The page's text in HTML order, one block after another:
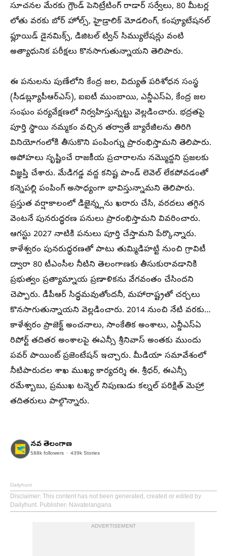
సూచనల మేరకు గ్రౌండ్ పెనిట్రేటింగ్ రాడార్ సర్వేలు, 80 మీటర్ల
లోతు వరకు బోర్ హోల్స్, హైడ్రాలిక్ మోడలింగ్, కంప్యూటేషనల్
ఫ్లూయిడ్ డైనమిక్స్, డిజిటల్ ట్విన్ సిమ్యులేషన్లు వంటి
అత్యాధునిక పరీక్షలు కొనసాగుతున్నాయని తెలిపారు.
ఈ పనులను పుణేలోని కేంద్ర జల, విద్యుత్ పరిశోధన సంస్థ
(సీడబ్ల్యూపీఆర్ఎస్), ఐఐటీ ముంబాయి, ఎన్డీఎస్ఏ, కేంద్ర జల
సంఘం పర్యవేక్షణలో నిర్వహిస్తున్నట్టు వెల్లడించారు. భద్రతపై
పూర్తి స్థాయి నమ్మకం వచ్చిన తర్వాతే బ్యారేజీలను తిరిగి
వినియోగంలోకి తీసుకొని పంపింగ్ను ప్రారంభిస్తామని తెలిపారు.
అపోహలు సృష్టించే రాజకీయ ప్రచారాలను నమ్మొద్దని ప్రజలకు
విజ్ఞప్తి చేశారు. మేడిగడ్డ వద్ద కనిష్ట పాండ్ లెవెల్ లేకపోవడంతో
కన్నెపల్లి పంపింగ్ అసాధ్యంగా భావిస్తున్నామని తెలిపారు.
ప్రస్తుత వర్షాకాలంలో డిజైన్న్లను ఖరారు చేసి, వరదలు తగ్గిన
వెంటనే పునరుద్ధరణ పనులు ప్రారంభిస్తామని వివరించారు.
ఆగస్టు 2027 నాటికి పనులు పూర్తి చేస్తామని పేర్కొన్నారు.
కాళేశ్వరం పునరుద్ధరణతో పాటు తుమ్మిడిహట్టి నుంచి గ్రావిటీ
ద్వారా 80 టీఎంసీల నీటిని తెలంగాణకు తీసుకురావడానికి
ప్రభుత్వం ప్రత్యామ్నాయ ప్రణాళికను వేగవంతం చేసిందని
చెప్పారు. డీపీఆర్ సిద్ధమవుతోందనీ, మహారాష్ట్రతో చర్చలు
కొనసాగుతున్నాయని వెల్లడించారు. 2014 నుంచి నేటి వరకు…
కాళేశ్వరం ప్రాజెక్ట్ అంచనాలు, సాంకేతిక అంశాలు, ఎన్డీఎస్ఏ
రిపోర్ట్ తదితర అంశాలపై ఈఎన్సీ శ్రీనివాస్ అంతకు ముందు
పవర్ పాయింట్ ప్రజెంటేషన్ ఇచ్చారు. మీడియా సమావేశంలో
నీటిపారుదల శాఖ ముఖ్య కార్యదర్శి ఈ. శ్రీధర్, ఈఎన్సీ
రమేశ్బాబు, ప్రముఖ టన్నెల్ నిపుణుడు కల్నల్ పరిక్షిత్ మెహ్రా
తదితరులు పాల్గొన్నారు.
నవ తెలంగాణ
588k followers 439k Stories
Dailyhunt
Disclaimer: This content has not been generated, created or edited by
Dailyhunt. Publisher: Navatelangana
ADVERTISEMENT